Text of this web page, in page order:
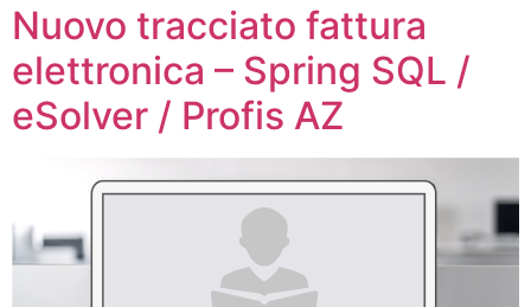
Nuovo tracciato fattura
elettronica – Spring SQL /
eSolver / Profis AZ